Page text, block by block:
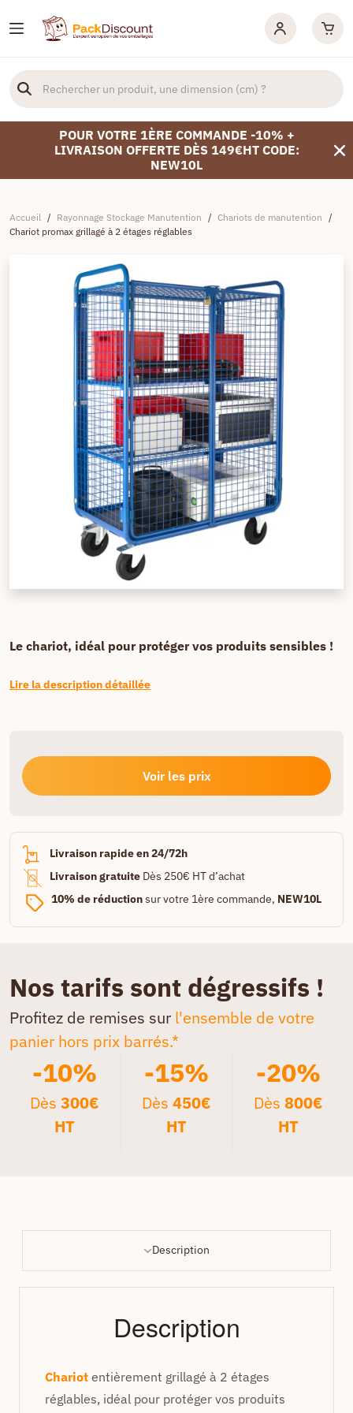
POUR VOTRE 1ÈRE COMMANDE -10% +
LIVRAISON OFFERTE DÈS 149€HT CODE:
NEW10L
Accueil / Rayonnage Stockage Manutention / Chariots de manutention /
Chariot promax grillagé à 2 étages réglables
Le chariot, idéal pour protéger vos produits sensibles !
Lire la description détaillée
Voir les prix
Livraison rapide en 24/72h
Livraison gratuite Dès 250€ HT d’achat
10% de réductionsur votre 1ère commande, NEW10L
Nos tarifs sont dégressifs !
Profitez de remises sur l'ensemble de votre
panier hors prix barrés.*
-10%
Dès300€
HT
-15%
Dès 450€
HT
-20%
Dès 800€
HT
Description
Description
Chariot entièrement grillagé à 2 étages
réglables, idéal pour protéger vos produits